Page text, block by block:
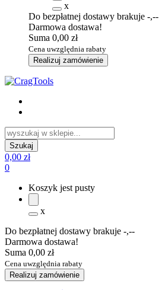
x
Do bezpłatnej dostawy brakuje -,--
Darmowa dostawa!
Suma 0,00 zł
Cena uwzględnia rabaty
Realizuj zamówienie
0,00 zł
0
Koszyk jest pusty
x
Do bezpłatnej dostawy brakuje -,--
Darmowa dostawa!
Suma 0,00 zł
Cena uwzględnia rabaty
Realizuj zamówienie